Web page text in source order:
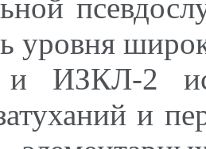
уровня
ИЗКЛ-2
и